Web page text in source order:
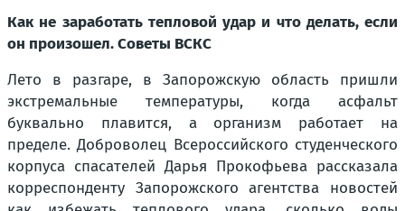
Как не заработать тепловой удар и что делать, если
он произошел. Советы ВСКС
Лето в разгаре, в Запорожскую область пришли
экстремальные температуры, когда асфальт
буквально плавится, а организм работает на
пределе. Доброволец Всероссийского студенческого
корпуса спасателей Дарья Прокофьева рассказала
корреспонденту Запорожского агентства новостей